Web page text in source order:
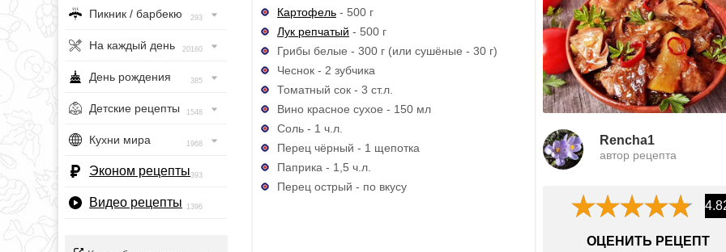
Пикник / барбекю 293
На каждый день 20160
День рождения 385
Детские рецепты 1548
Кухни мира 1968
Эконом рецепты393
Видео рецепты 1396
Картофель - 500 г
Лук репчатый - 500 г
Грибы белые - 300 г (или сушёные - 30 г)
Чеснок - 2 зубчика
Томатный сок - 3 ст.л.
Вино красное сухое - 150 мл
Соль - 1 ч.л.
Перец чёрный - 1 щепотка
Паприка - 1,5 ч.л.
Перец острый - по вкусу
Rencha1
автор рецепта
ОЦЕНИТЬ РЕЦЕПТ